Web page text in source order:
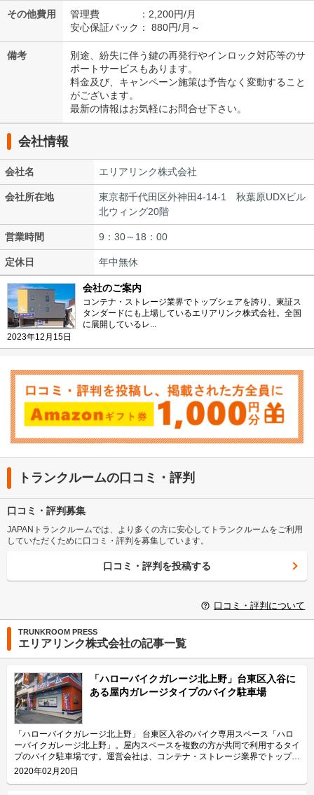
その他費用
管理費 ：2,200円/月
安心保証パック： 880円/月～
備考
別途、紛失に伴う鍵の再発行やインロック対応等のサ
ポートサービスもあります。
料金及び、キャンペーン施策は予告なく変動すること
がございます。
最新の情報はお気軽にお問合せ下さい。
会社情報
会社名 エリアリンク株式会社
会社所在地
東京都千代田区外神田4-14-1 秋葉原UDXビル
北ウィング20階
営業時間 9：30～18：00
定休日 年中無休
2023年12月15日
会社のご案内
コンテナ・ストレージ業界でトップシェアを誇り、東証ス
タンダードにも上場しているエリアリンク株式会社。全国
に展開しているレ...
トランクルームの口コミ・評判
口コミ・評判募集
JAPANトランクルームでは、より多くの方に安心してトランクルームをご利用
していただくために口コミ・評判を募集しています。
口コミ・評判を投稿する
口コミ・評判について
TRUNKROOM PRESS
エリアリンク株式会社の記事一覧
「ハローバイクガレージ北上野」台東区入谷に
ある屋内ガレージタイプのバイク駐車場
「ハローバイクガレージ北上野」 台東区入谷のバイク専用スペース「ハロ
ーバイクガレージ北上野」。屋内スペースを複数の方が共同で利用するタイ
プのバイク駐車場です。運営会社は、コンテナ・ストレージ業界でトップレ
ベルのシェアを誇り、東証マザーズにも上場しているエリアリンク株式会
社。 今回は、エリアリンク株式会社が運営している「ハローバイクガレー
2020年02月20日